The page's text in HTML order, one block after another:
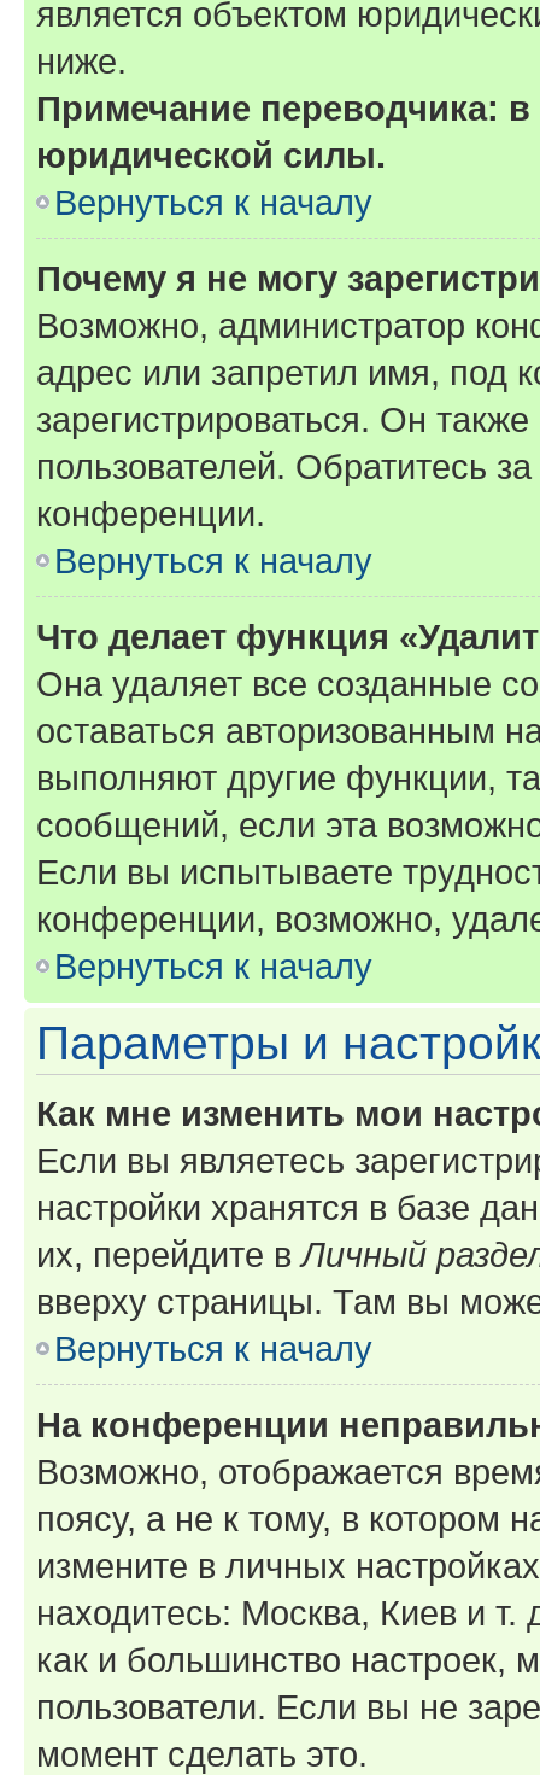
является объектом
ниже.
Примечание переводчика:
юридической силы.
Вернуться к началу
Почему я не могу
Возможно, администратор
адрес или запретил имя, под
зарегистрироваться. Он
пользователей. Обратитесь
конференции.
Вернуться к началу
Что делает функция
Она удаляет все созданные
оставаться авторизованным
выполняют другие функции,
сообщений, если эта
Если вы испытываете
конференции, возможно,
Вернуться к началу
Параметры и
Как мне изменить мои
Если вы являетесь
настройки хранятся в базе
их, перейдите вЛичный
вверху страницы. Там вы
Вернуться к началу
На конференции
Возможно, отображается
поясу, а не к тому, в котором
измените в личных
находитесь: Москва, Киев и т.
как и большинство настроек,
пользователи. Если вы не
момент сделать это.